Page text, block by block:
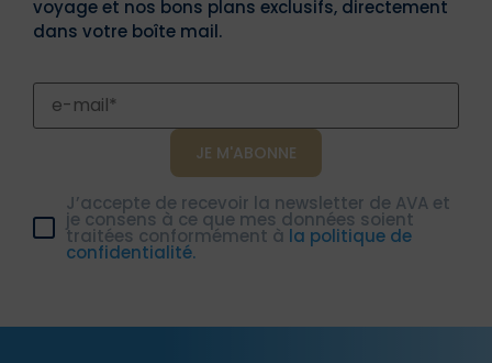
voyage et nos bons plans exclusifs, directement
dans votre boîte mail.
J’accepte de recevoir la newsletter de AVA et
je consens à ce que mes données soient
traitées conformément à la politique de
confidentialité.